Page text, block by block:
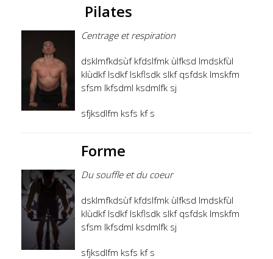
Pilates
Centrage et respiration
dsklmfkdsùf kfdslfmk ùlfksd lmdskfùl
klùdkf lsdkf lskflsdk slkf qsfdsk lmskfm
sfsm lkfsdml ksdmlfk sj
sfjksdlfm ksfs kf s
Forme
Du souffle et du coeur
dsklmfkdsùf kfdslfmk ùlfksd lmdskfùl
klùdkf lsdkf lskflsdk slkf qsfdsk lmskfm
sfsm lkfsdml ksdmlfk sj
sfjksdlfm ksfs kf s